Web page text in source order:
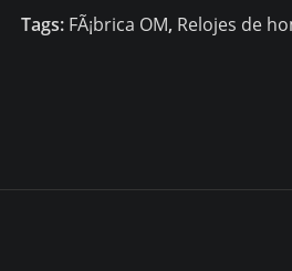
Speedmaster
Tags: FÃ¡brica OM, Relojes de